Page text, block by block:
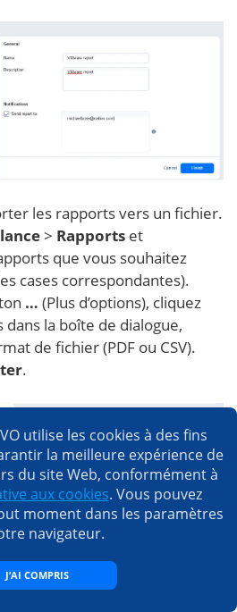
les rapports vers un fichier.
> Rapports et
que vous souhaitez
cases correspondantes).
… (Plus d’options), cliquez
dans la boîte de dialogue,
de fichier (PDF ou CSV).
.
utilise les cookies à des fins
la meilleure expérience de
du site Web, conformément à
aux cookies. Vous pouvez
moment dans les paramètres
navigateur.
J’AI COMPRIS